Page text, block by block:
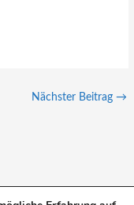
Nächster Beitrag →